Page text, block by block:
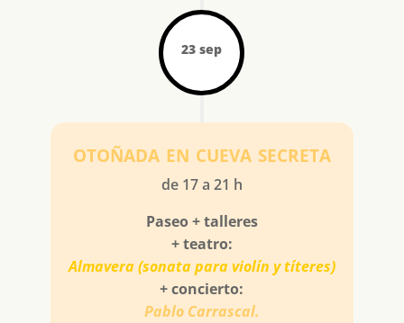
23 sep
otoñada en cueva secreta
de 17 a 21 h
Paseo + talleres
+ teatro:
Almavera (sonata para violín y títeres)
+ concierto:
Pablo Carrascal.